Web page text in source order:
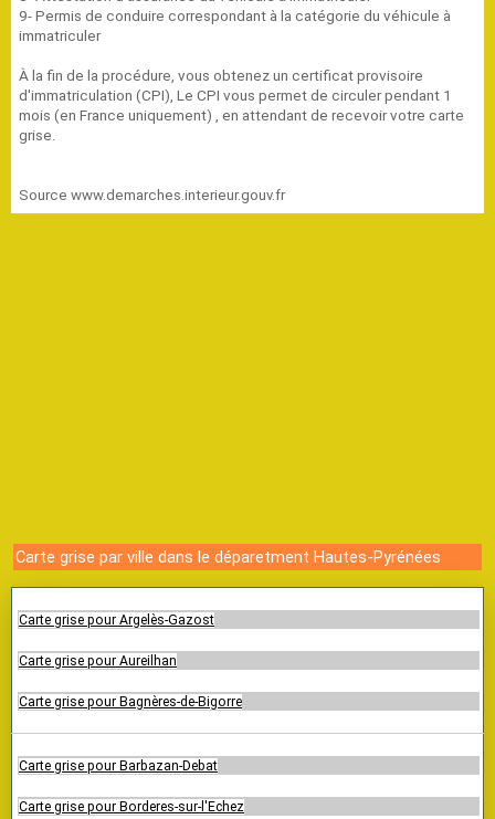
9- Permis de conduire correspondant à la catégorie du véhicule à
immatriculer
À la fin de la procédure, vous obtenez un certificat provisoire
d'immatriculation (CPI), Le CPI vous permet de circuler pendant 1
mois (en France uniquement) , en attendant de recevoir votre carte
grise.
Source www.demarches.interieur.gouv.fr
Carte grise par ville dans le déparetment Hautes-Pyrénées
Carte grise pour Argelès-Gazost
Carte grise pour Aureilhan
Carte grise pour Bagnères-de-Bigorre
Carte grise pour Barbazan-Debat
Carte grise pour Borderes-sur-l'Echez